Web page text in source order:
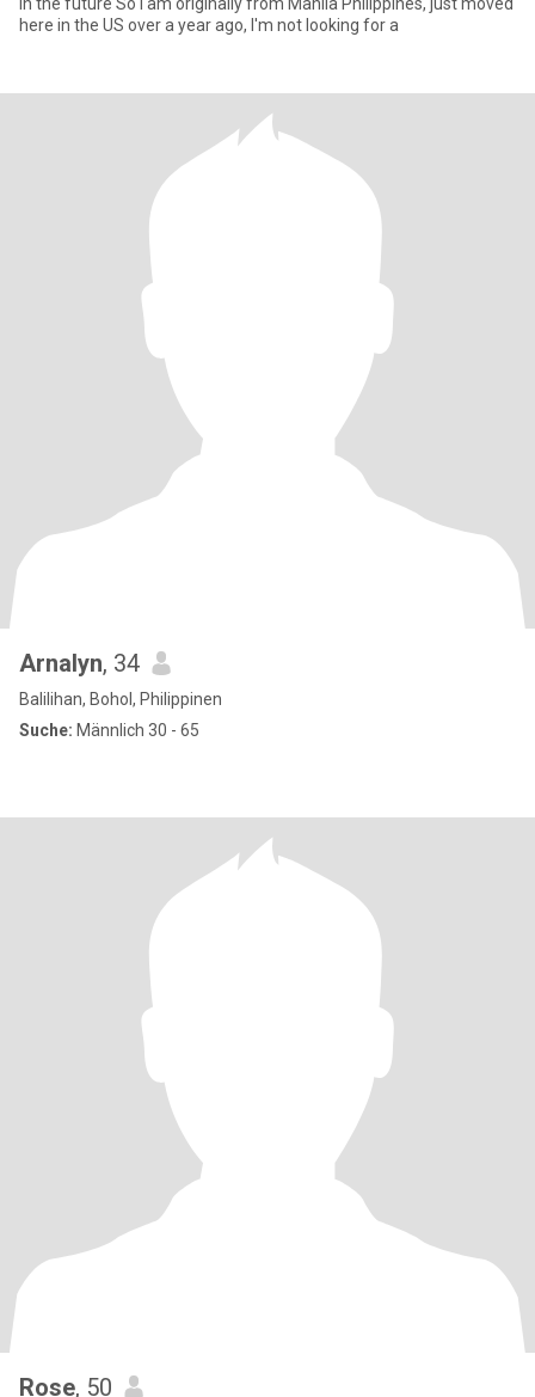
here in the US over a year ago, I'm not looking for a
Arnalyn, 34
Balilihan, Bohol, Philippinen
Suche: Männlich 30 - 65
Rose, 50